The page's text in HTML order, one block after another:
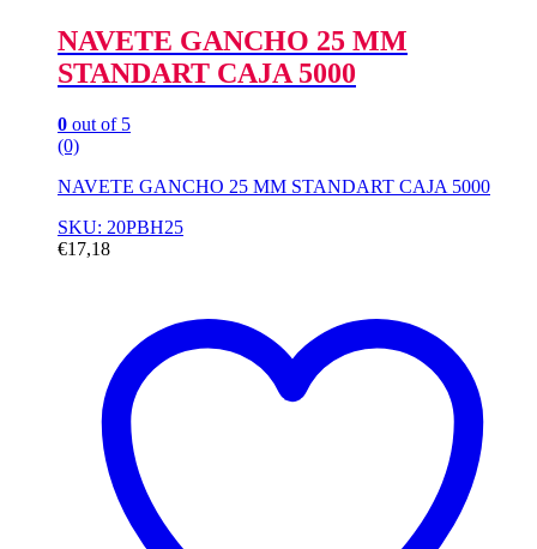
NAVETE GANCHO 25 MM
STANDART CAJA 5000
0 out of 5
(0)
NAVETE GANCHO 25 MM STANDART CAJA 5000
SKU: 20PBH25
€17,18